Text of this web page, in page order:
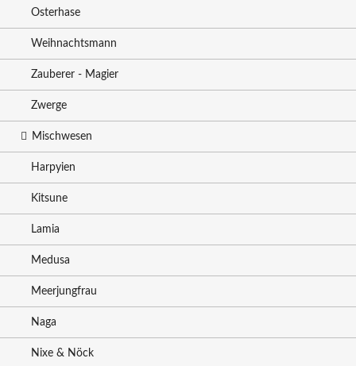
Osterhase
Weihnachtsmann
Zauberer - Magier
Zwerge
Mischwesen
Harpyien
Kitsune
Lamia
Medusa
Meerjungfrau
Naga
Nixe & Nöck